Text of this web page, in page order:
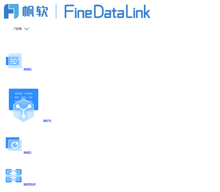
产品功能
数据集成
数据开发
数据服务
数据管理治理